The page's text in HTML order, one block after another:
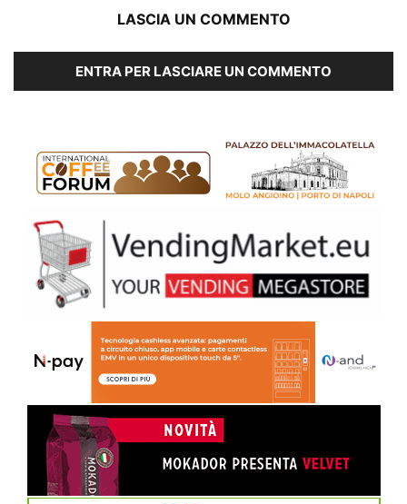
LASCIA UN COMMENTO
ENTRA PER LASCIARE UN COMMENTO